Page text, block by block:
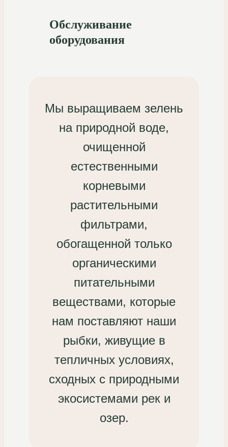
Обслуживание
оборудования
Мы выращиваем зелень
на природной воде,
очищенной
естественными
корневыми
растительными
фильтрами,
обогащенной только
органическими
питательными
веществами, которые
нам поставляют наши
рыбки, живущие в
тепличных условиях,
сходных с природными
экосистемами рек и
озер.